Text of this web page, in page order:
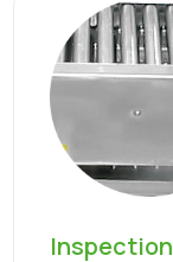
Inspection